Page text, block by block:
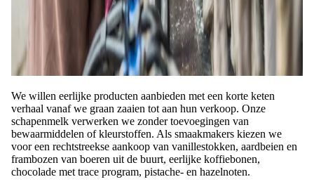
We willen eerlijke producten aanbieden met een korte keten
verhaal vanaf we graan zaaien tot aan hun verkoop. Onze
schapenmelk verwerken we zonder toevoegingen van
bewaarmiddelen of kleurstoffen. Als smaakmakers kiezen we
voor een rechtstreekse aankoop van vanillestokken, aardbeien en
frambozen van boeren uit de buurt, eerlijke koffiebonen,
chocolade met trace program, pistache- en hazelnoten.